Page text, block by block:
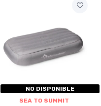
NO DISPONIBLE
SEA TO SUMMIT